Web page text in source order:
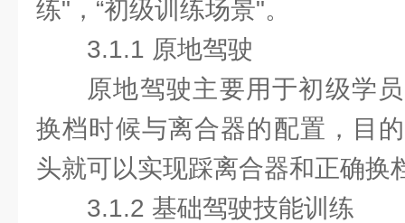
练"，“初级训练场景"。
3.1.1 原地驾驶
原地驾驶主要用于初级学
换档时候与离合器的配置，目
头就可以实现踩离合器和正确换
3.1.2 基础驾驶技能训练